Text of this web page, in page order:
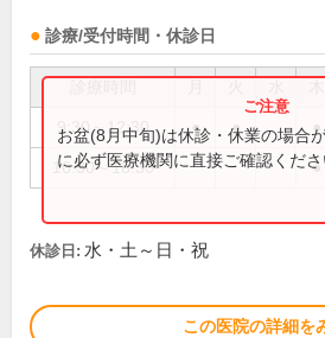
診療/受付時間・休診日
9:30～12:30 ● ● ●
16:30～18:30 ●
お盆(8月中旬)は休診・休業の場合
に必ず医療機関に直接ご確認くださ
休診日: 水・土～日・祝
この医院の詳細を